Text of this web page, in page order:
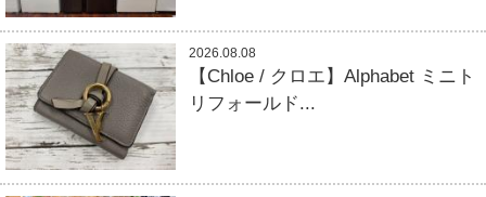
2026.08.08
【Chloe / クロエ】Alphabet ミニト
リフォールド...